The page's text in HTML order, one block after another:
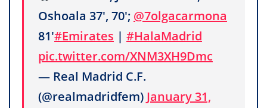
Oshoala 37', 70'; @7olgacarmona
81'#Emirates | #HalaMadrid
pic.twitter.com/XNM3XH9Dmc
— Real Madrid C.F.
(@realmadridfem) January 31,